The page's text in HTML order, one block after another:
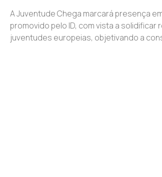
A Juventude Chega marcará presença
promovido pelo ID, com vista a
juventudes europeias, objetivando a